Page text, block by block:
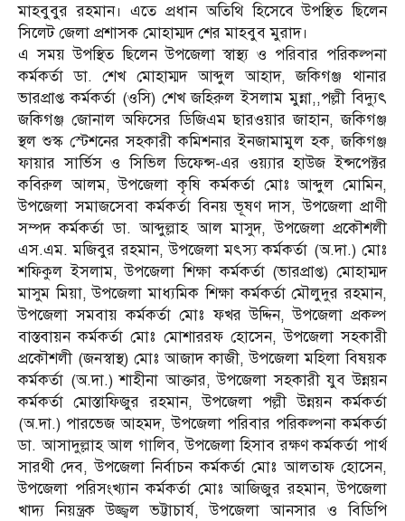
মাহবুবুর রহমান। এতে প্রধান অতিথি হিসেবে উপস্থিত ছিলেন
সিলেট জেলা প্রশাসক মোহাম্মদ শের মাহবুব মুরাদ।
এ সময় উপস্থিত ছিলেন উপজেলা স্বাস্থ্য ও পরিবার পরিকল্পনা
কর্মকর্তা ডা. শেখ মোহাম্মদ আব্দুল আহাদ, জকিগঞ্জ থানার
ভারপ্রাপ্ত কর্মকর্তা (ওসি) শেখ জহিরুল ইসলাম মুন্না,,পল্লী বিদ্যুৎ
জকিগঞ্জ জোনাল অফিসের ডিজিএম ছারওয়ার জাহান, জকিগঞ্জ
স্থল শুস্ক স্টেশনের সহকারী কমিশনার ইনজামামুল হক, জকিগঞ্জ
ফায়ার সার্ভিস ও সিভিল ডিফেন্স-এর ওয়্যার হাউজ ইন্সপেক্টর
কবিরুল আলম, উপজেলা কৃষি কর্মকর্তা মোঃ আব্দুল মোমিন,
উপজেলা সমাজসেবা কর্মকর্তা বিনয় ভূষণ দাস, উপজেলা প্রাণী
সম্পদ কর্মকর্তা ডা. আব্দুল্লাহ আল মাসুদ, উপজেলা প্রকৌশলী
এস.এম. মজিবুর রহমান, উপজেলা মৎস্য কর্মকর্তা (অ.দা.) মোঃ
শফিকুল ইসলাম, উপজেলা শিক্ষা কর্মকর্তা (ভারপ্রাপ্ত) মোহাম্মদ
মাসুম মিয়া, উপজেলা মাধ্যমিক শিক্ষা কর্মকর্তা মৌলুদুর রহমান,
উপজেলা সমবায় কর্মকর্তা মোঃ ফখর উদ্দিন, উপজেলা প্রকল্প
বাস্তবায়ন কর্মকর্তা মোঃ মোশাররফ হোসেন, উপজেলা সহকারী
প্রকৌশলী (জনস্বাস্থ) মোঃ আজাদ কাজী, উপজেলা মহিলা বিষয়ক
কর্মকর্তা (অ.দা.) শাহীনা আক্তার, উপজেলা সহকারী যুব উন্নয়ন
কর্মকর্তা মোস্তাফিজুর রহমান, উপজেলা পল্লী উন্নয়ন কর্মকর্তা
(অ.দা.) পারভেজ আহমদ, উপজেলা পরিবার পরিকল্পনা কর্মকর্তা
ডা. আসাদুল্লাহ আল গালিব, উপজেলা হিসাব রক্ষণ কর্মকর্তা পার্থ
সারথী দেব, উপজেলা নির্বাচন কর্মকর্তা মোঃ আলতাফ হোসেন,
উপজেলা পরিসংখ্যান কর্মকর্তা মোঃ আজিজুর রহমান, উপজেলা
খাদ্য নিয়ন্ত্রক উজ্জ্বল ভট্টাচার্য, উপজেলা আনসার ও বিডিপি